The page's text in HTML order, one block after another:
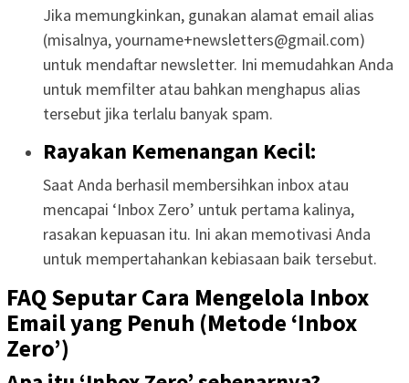
Jika memungkinkan, gunakan alamat email alias
(misalnya,yourname+newsletters@gmail.com)
untuk mendaftar newsletter. Ini memudahkan Anda
untuk memfilter atau bahkan menghapus alias
tersebut jika terlalu banyak spam.
Rayakan Kemenangan Kecil:
Saat Anda berhasil membersihkan inbox atau
mencapai ‘Inbox Zero’ untuk pertama kalinya,
rasakan kepuasan itu. Ini akan memotivasi Anda
untuk mempertahankan kebiasaan baik tersebut.
FAQ Seputar Cara Mengelola Inbox
Email yang Penuh (Metode ‘Inbox
Zero’)